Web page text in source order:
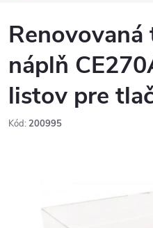
náplň
listov pre
Kód: 200995